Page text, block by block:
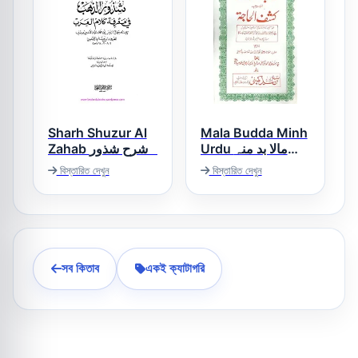
Sharh Shuzur Al
Zahab شرح شذور
الذھب
বিস্তারিত দেখুন
Mala Budda Minh
Urdu مالا بد منہ
اردو
বিস্তারিত দেখুন
সব কিতাব একই ক্যাটাগরি